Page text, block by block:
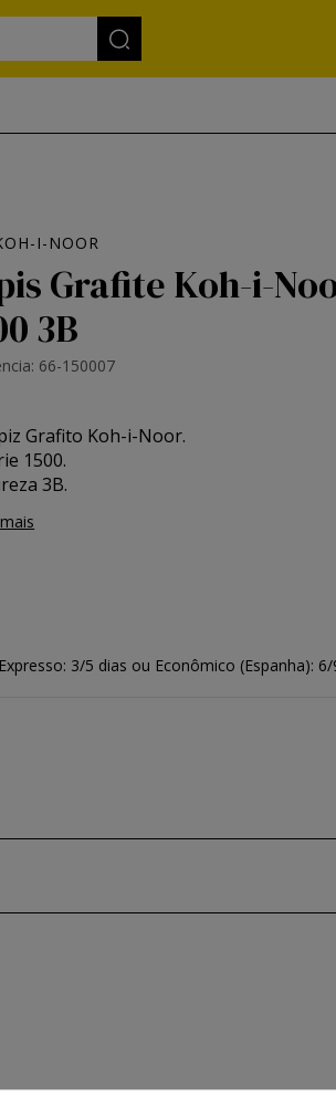
I-NOOR
Grafite Koh-i-
3B
66-150007
Grafito Koh-i-Noor.
1500.
3B.
3/5 dias ou Econômico (Espanha):